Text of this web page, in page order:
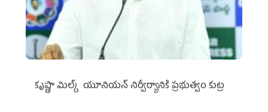
కృష్ణా మిల్క్‌ యూనియన్‌ నిర్వీర్యానికి ప్రభుత్వం కుట్ర